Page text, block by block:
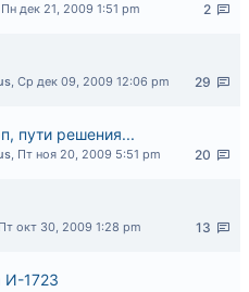
2
Пн дек 21, 2009 1:51 pm
29
, Ср дек 09, 2009 12:06 pm
пути решения...
20
, Пт ноя 20, 2009 5:51 pm
13
Пт окт 30, 2009 1:28 pm
И-1723